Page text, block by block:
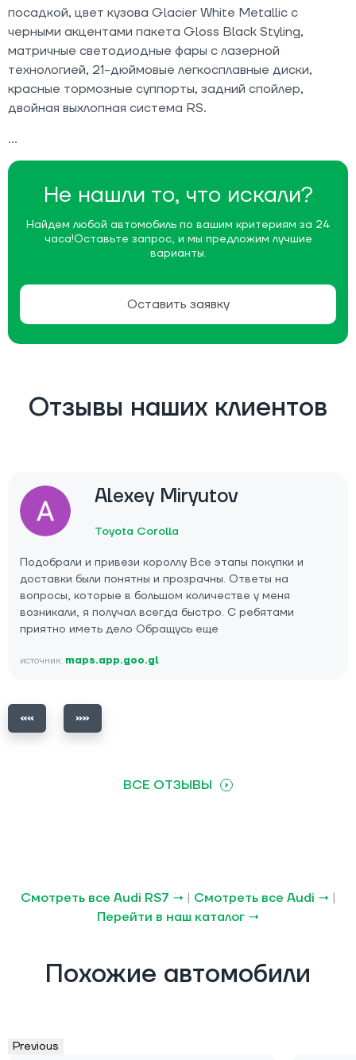
Не нашли то, что искали?
Найдем любой автомобиль по вашим критериям за 24
часа!Оставьте запрос, и мы предложим лучшие
варианты.
Оставить заявку
посадкой, цвет кузова Glacier White Metallic с
черными акцентами пакета Gloss Black Styling,
матричные светодиодные фары с лазерной
технологией, 21-дюймовые легкосплавные диски,
красные тормозные суппорты, задний спойлер,
двойная выхлопная система RS.
Отзывы наших клиентов
Alexey Miryutov
Toyota Corolla
Подобрали и привези короллу Все этапы покупки и
доставки были понятны и прозрачны. Ответы на
вопросы, которые в большом количестве у меня
возникали, я получал всегда быстро. С ребятами
приятно иметь дело Обращусь еще
источник: maps.app.goo.gl
ВСЕ ОТЗЫВЫ
Смотреть все Audi RS7 → | Смотреть все Audi → |
Перейти в наш каталог →
Похожие автомобили
Previous